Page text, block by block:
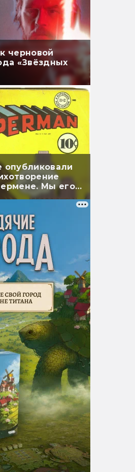
черновой
«Звёздных
опубликовали
Мы его